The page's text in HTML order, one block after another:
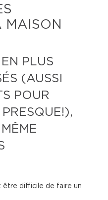
MAISON
PLUS
(AUSSI
POUR
être difficile de faire un